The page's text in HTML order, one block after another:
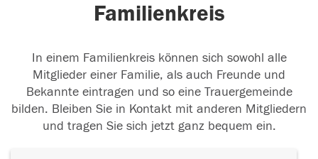
Familienkreis
In einem Familienkreis können sich sowohl alle
Mitglieder einer Familie, als auch Freunde und
Bekannte eintragen und so eine Trauergemeinde
bilden. Bleiben Sie in Kontakt mit anderen Mitgliedern
und tragen Sie sich jetzt ganz bequem ein.